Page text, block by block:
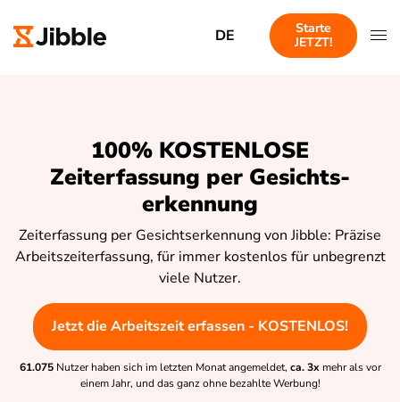
DE
Starte
JETZT!
100% KOSTENLOSE
Zeiterfassung per Gesichts-
erkennung
Zeiterfassung per Gesichtserkennung von Jibble: Präzise
Arbeitszeiterfassung, für immer kostenlos für unbegrenzt
viele Nutzer.
Jetzt die Arbeitszeit erfassen - KOSTENLOS!
61.075 Nutzer haben sich im letzten Monat angemeldet, ca. 3x mehr als vor
einem Jahr, und das ganz ohne bezahlte Werbung!